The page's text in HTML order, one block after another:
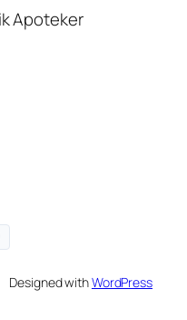
Apoteker
Designed withWordPress